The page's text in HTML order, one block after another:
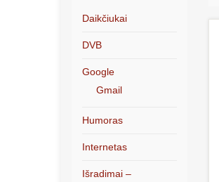
Daikčiukai
DVB
Google
Gmail
Humoras
Internetas
Išradimai –